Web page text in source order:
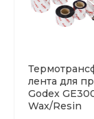
лента для
Godex
Wax/Resin